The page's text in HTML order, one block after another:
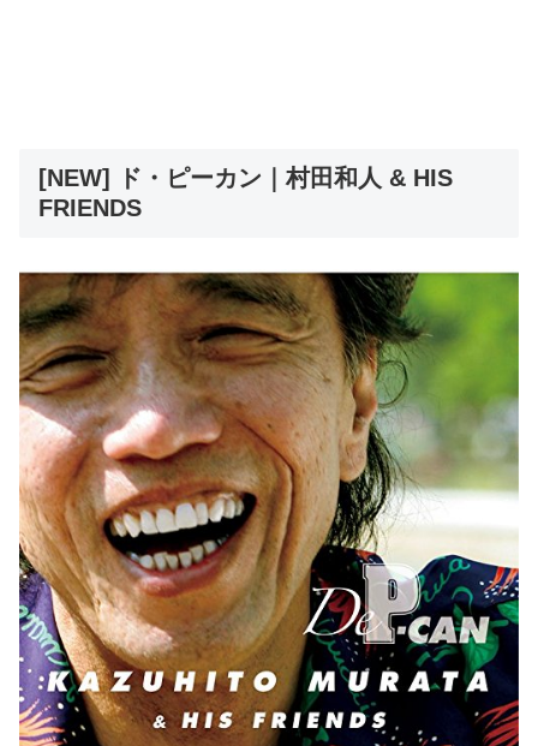
[NEW] ド・ピーカン｜村田和人 & HIS
FRIENDS